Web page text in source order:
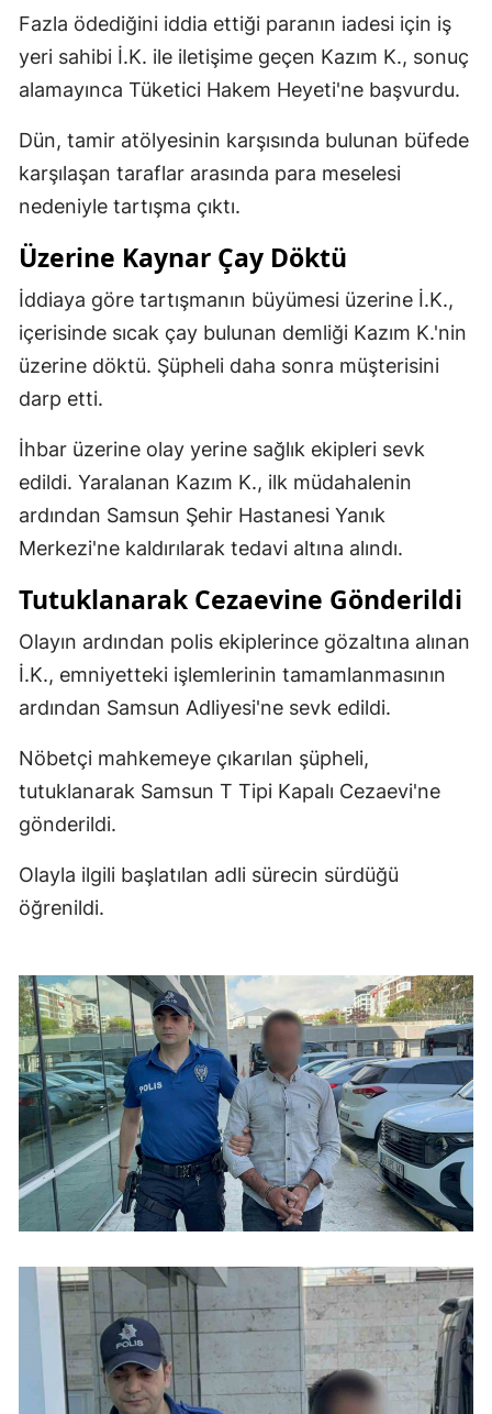
Fazla ödediğini iddia ettiği paranın iadesi için iş
yeri sahibi İ.K. ile iletişime geçen Kazım K., sonuç
alamayınca Tüketici Hakem Heyeti'ne başvurdu.
Dün, tamir atölyesinin karşısında bulunan büfede
karşılaşan taraflar arasında para meselesi
nedeniyle tartışma çıktı.
Üzerine Kaynar Çay Döktü
İddiaya göre tartışmanın büyümesi üzerine İ.K.,
içerisinde sıcak çay bulunan demliği Kazım K.'nin
üzerine döktü. Şüpheli daha sonra müşterisini
darp etti.
İhbar üzerine olay yerine sağlık ekipleri sevk
edildi. Yaralanan Kazım K., ilk müdahalenin
ardından Samsun Şehir Hastanesi Yanık
Merkezi'ne kaldırılarak tedavi altına alındı.
Tutuklanarak Cezaevine Gönderildi
Olayın ardından polis ekiplerince gözaltına alınan
İ.K., emniyetteki işlemlerinin tamamlanmasının
ardından Samsun Adliyesi'ne sevk edildi.
Nöbetçi mahkemeye çıkarılan şüpheli,
tutuklanarak Samsun T Tipi Kapalı Cezaevi'ne
gönderildi.
Olayla ilgili başlatılan adli sürecin sürdüğü
öğrenildi.